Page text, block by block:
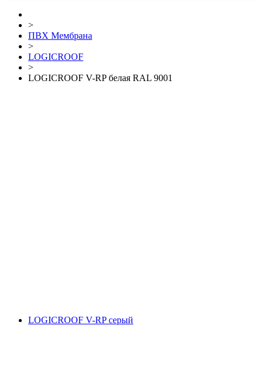
>
ПВХ Мембрана
>
LOGICROOF
>
LOGICROOF V-RP белая RAL 9001
LOGICROOF V-RP серый